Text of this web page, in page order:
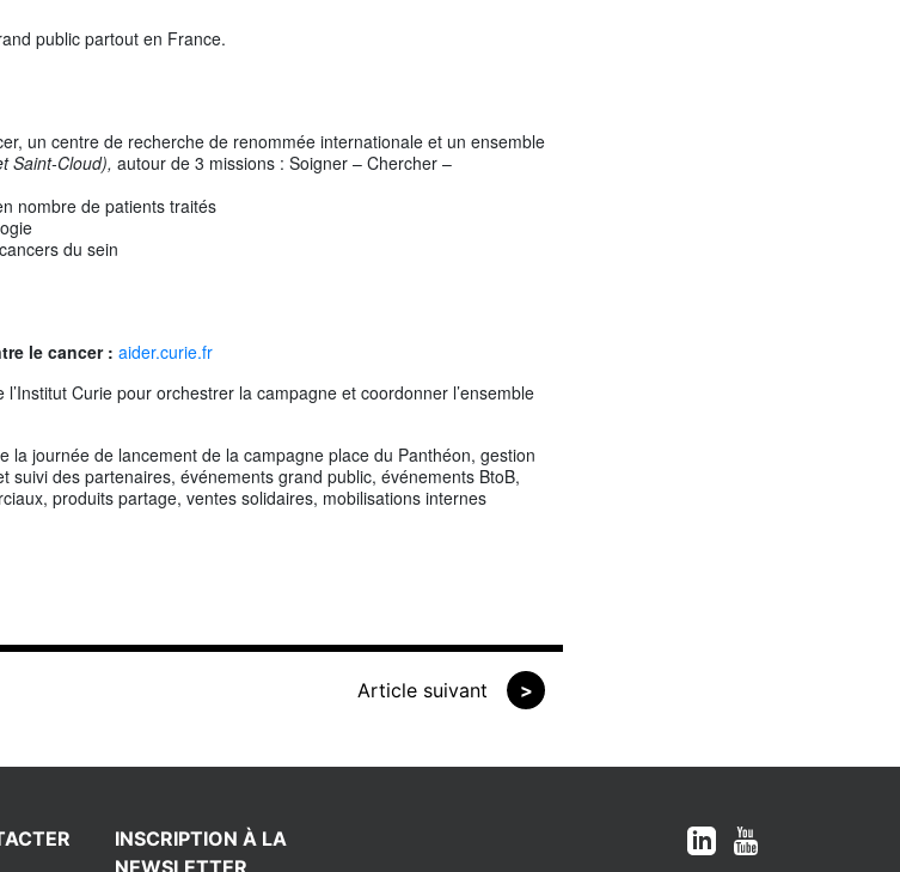
public partout en France.
un centre de recherche de renommée internationale et un ensemble
Saint-Cloud), autour de 3 missions : Soigner – Chercher –
nombre de patients traités
du sein
le cancer : aider.curie.fr
Curie pour orchestrer la campagne et coordonner l’ensemble
la journée de lancement de la campagne place du Panthéon, gestion
suivi des partenaires, événements grand public, événements BtoB,
produits partage, ventes solidaires, mobilisations internes
Article suivant >
INSCRIPTION À LA
NEWSLETTER